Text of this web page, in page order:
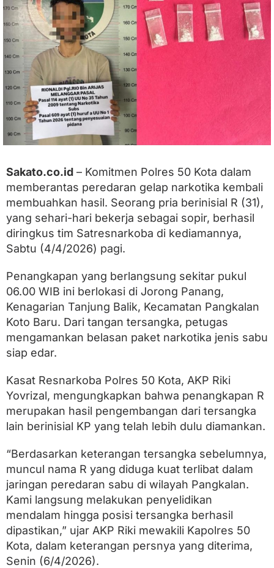
n
T
a
k
B
e
r
k
u
t
i
k
,
t
r
e
s
n
a
r
k
b
P
o
l
e
K
o
t
a
T
m
u
k
a
n
1
1
P
a
k
e
Sakato.co.id – Komitmen Polres 50 Kota dalam
memberantas peredaran gelap narkotika kembali
membuahkan hasil. Seorang pria berinisial R (31),
yang sehari-hari bekerja sebagai sopir, berhasil
diringkus tim Satresnarkoba di kediamannya,
Sabtu (4/4/2026) pagi.
Penangkapan yang berlangsung sekitar pukul
06.00 WIB ini berlokasi di Jorong Panang,
Kenagarian Tanjung Balik, Kecamatan Pangkalan
Koto Baru. Dari tangan tersangka, petugas
mengamankan belasan paket narkotika jenis sabu
siap edar.
Kasat Resnarkoba Polres 50 Kota, AKP Riki
Yovrizal, mengungkapkan bahwa penangkapan R
merupakan hasil pengembangan dari tersangka
lain berinisial KP yang telah lebih dulu diamankan.
“Berdasarkan keterangan tersangka sebelumnya,
muncul nama R yang diduga kuat terlibat dalam
jaringan peredaran sabu di wilayah Pangkalan.
Kami langsung melakukan penyelidikan
mendalam hingga posisi tersangka berhasil
dipastikan,” ujar AKP Riki mewakili Kapolres 50
Kota, dalam keterangan persnya yang diterima,
Senin (6/4/2026).